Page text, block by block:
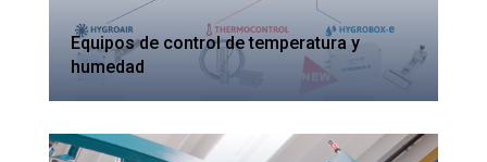
Equipos de control de temperatura y
humedad